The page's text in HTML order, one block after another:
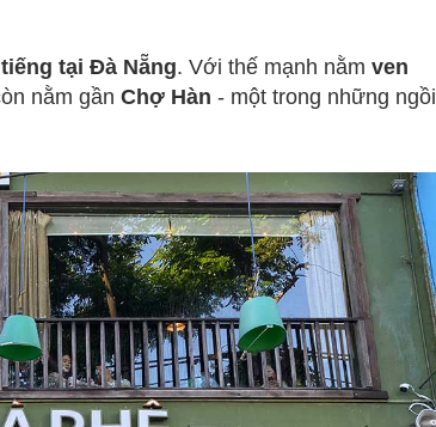
tại Đà Nẵng. Với thế mạnh nằm ven
nằm gần Chợ Hàn - một trong những ngồi